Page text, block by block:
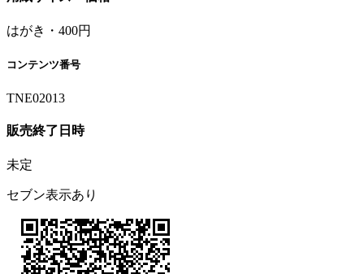
はがき・400円
コンテンツ番号
TNE02013
販売終了日時
未定
セブン表示あり